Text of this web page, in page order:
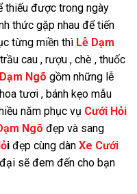
thiếu được trong ngày
thức gặp nhau để tiến
từng miền thì Lễ Dạm
cau , rượu , chè , thuốc
Ngõ gồm những lễ
tươi , bánh kẹo mẫu
năm phục vụ Cưới Hỏi
Ngõ đẹp và sang
i đẹp cùng dàn Xe Cưới
sẽ đem đến cho bạn